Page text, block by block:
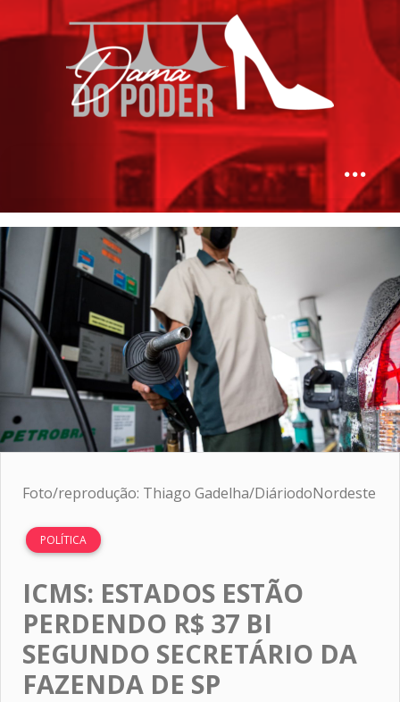
Foto/reprodução: Thiago Gadelha/DiáriodoNordeste
POLÍTICA
ICMS: ESTADOS ESTÃO
PERDENDO R$ 37 BI
SEGUNDO SECRETÁRIO DA
FAZENDA DE SP